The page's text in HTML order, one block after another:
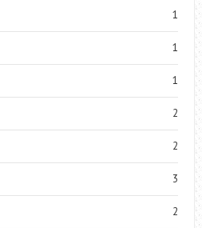
1
1
1
2
2
3
2